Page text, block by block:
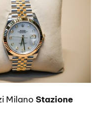
Milano Stazione